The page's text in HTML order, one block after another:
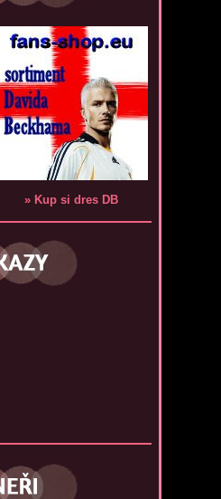
» Kup si dres DB